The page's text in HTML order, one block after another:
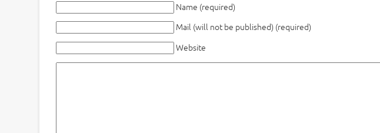
Name (required)
Mail (will not be published) (required)
Website